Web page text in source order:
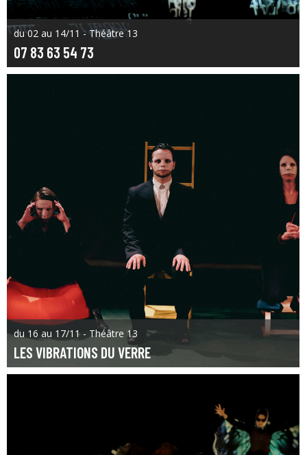
du 02 au 14/11 - Théâtre 13
07 83 63 54 73
du 16 au 17/11 - Théâtre 13
LES VIBRATIONS DU VERRE